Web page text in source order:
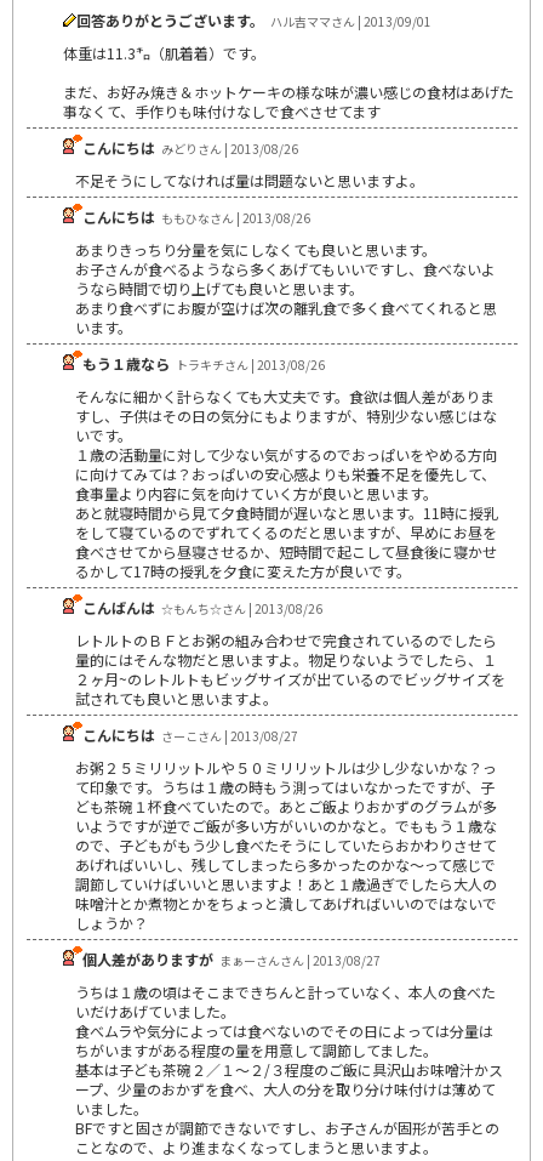
回答ありがとうございます。
ハル吉ママさん | 2013/09/01
体重は11.3㌔（肌着着）です。
まだ、お好み焼き＆ホットケーキの様な味が濃い感じの食材はあげた
事なくて、手作りも味付けなしで食べさせてます
こんにちは みどりさん | 2013/08/26
不足そうにしてなければ量は問題ないと思いますよ。
こんにちは ももひなさん | 2013/08/26
あまりきっちり分量を気にしなくても良いと思います。
お子さんが食べるようなら多くあげてもいいですし、食べないよ
うなら時間で切り上げても良いと思います。
あまり食べずにお腹が空けば次の離乳食で多く食べてくれると思
います。
もう１歳なら トラキチさん | 2013/08/26
そんなに細かく計らなくても大丈夫です。食欲は個人差がありま
すし、子供はその日の気分にもよりますが、特別少ない感じはな
いです。
１歳の活動量に対して少ない気がするのでおっぱいをやめる方向
に向けてみては？おっぱいの安心感よりも栄養不足を優先して、
食事量より内容に気を向けていく方が良いと思います。
あと就寝時間から見て夕食時間が遅いなと思います。11時に授乳
をして寝ているのでずれてくるのだと思いますが、早めにお昼を
食べさせてから昼寝させるか、短時間で起こして昼食後に寝かせ
るかして17時の授乳を夕食に変えた方が良いです。
こんばんは ☆もんち☆さん | 2013/08/26
レトルトのＢＦとお粥の組み合わせで完食されているのでしたら
量的にはそんな物だと思いますよ。物足りないようでしたら、１
２ヶ月~のレトルトもビッグサイズが出ているのでビッグサイズを
試されても良いと思いますよ。
こんにちは さーこさん | 2013/08/27
お粥２５ミリリットルや５０ミリリットルは少し少ないかな？っ
て印象です。うちは１歳の時もう測ってはいなかったですが、子
ども茶碗１杯食べていたので。あとご飯よりおかずのグラムが多
いようですが逆でご飯が多い方がいいのかなと。でももう１歳な
ので、子どもがもう少し食べたそうにしていたらおかわりさせて
あげればいいし、残してしまったら多かったのかな～って感じで
調節していけばいいと思いますよ！あと１歳過ぎでしたら大人の
味噌汁とか煮物とかをちょっと潰してあげればいいのではないで
しょうか？
個人差がありますが まぁーさんさん | 2013/08/27
うちは１歳の頃はそこまできちんと計っていなく、本人の食べた
いだけあげていました。
食べムラや気分によっては食べないのでその日によっては分量は
ちがいますがある程度の量を用意して調節してました。
基本は子ども茶碗２／１～２/３程度のご飯に具沢山お味噌汁かス
ープ、少量のおかずを食べ、大人の分を取り分け味付けは薄めて
いました。
BFですと固さが調節できないですし、お子さんが固形が苦手との
ことなので、より進まなくなってしまうと思いますよ。